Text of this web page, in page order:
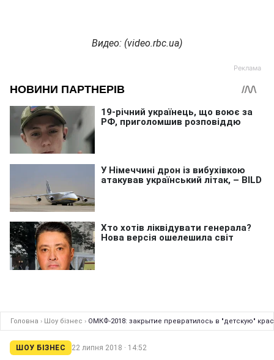
Видео: (video.rbc.ua)
Головна › Шоу бізнес › ОМКФ-2018: закрытие превратилось в "детскую"
ШОУ БІЗНЕС 22 липня 2018 · 14:52